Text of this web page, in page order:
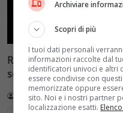
Reflect Orbital: gli
sole di notte (per 5mila
Redazione VelvetMAG 4
Archiviare
Scopri di più
I tuoi dati personali
informazioni raccolte dal
identificatori univoci e
essere condivise con
memorizzate oppure
sito. Noi e i nostri partner
localizzazione esatti.